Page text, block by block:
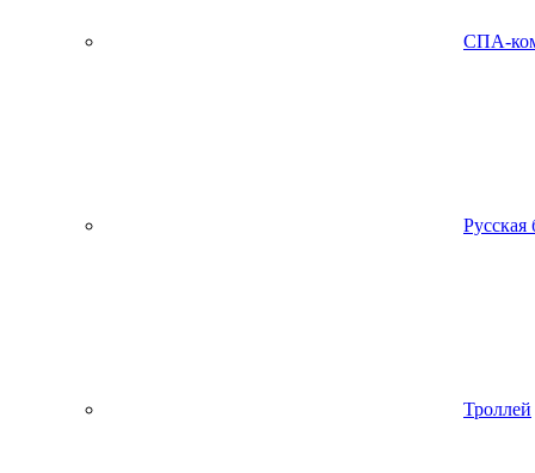
СПА-
Русская
Троллей